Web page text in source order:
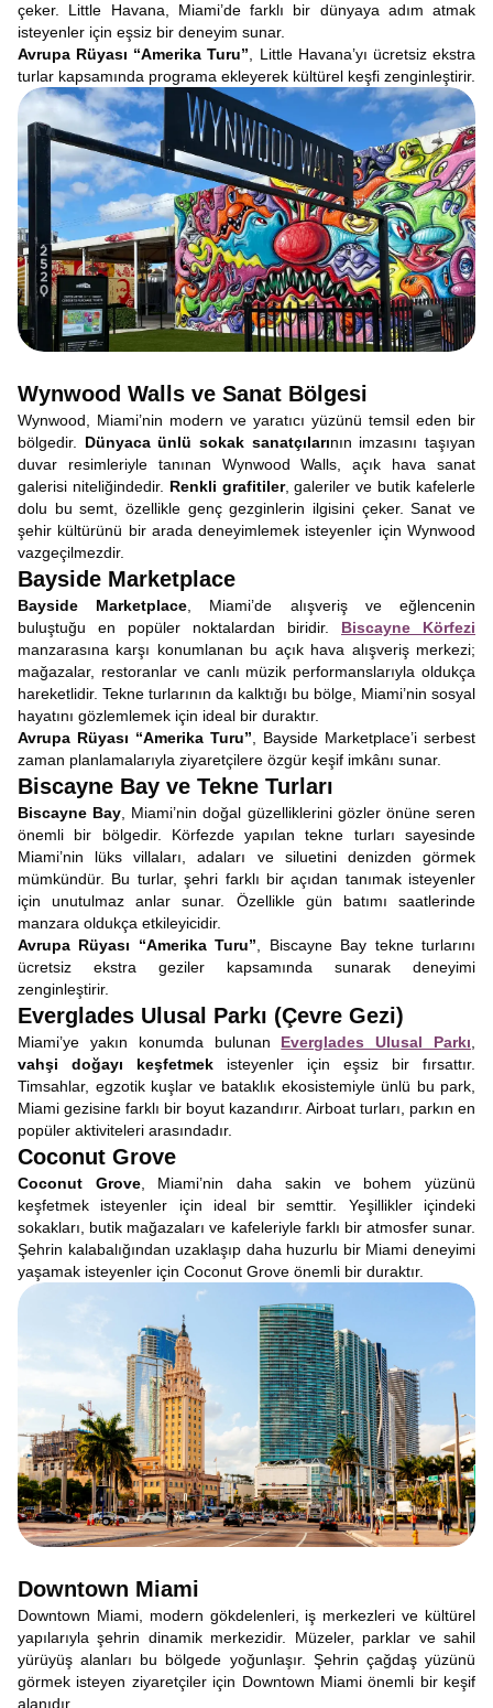
çeker. Little Havana, Miami’de farklı bir dünyaya adım atmak
isteyenler için eşsiz bir deneyim sunar.
Avrupa Rüyası “Amerika Turu” , Little Havana’yı ücretsiz ekstra
turlar kapsamında programa ekleyerek kültürel keşfi zenginleştirir.
Wynwood Walls ve Sanat Bölgesi
Wynwood, Miami’nin modern ve yaratıcı yüzünü temsil eden bir
bölgedir. Dünyaca ünlü sokak sanatçılarının imzasını taşıyan
duvar resimleriyle tanınan Wynwood Walls, açık hava sanat
galerisi niteliğindedir. Renkli grafitiler, galeriler ve butik kafelerle
dolu bu semt, özellikle genç gezginlerin ilgisini çeker. Sanat ve
şehir kültürünü bir arada deneyimlemek isteyenler için Wynwood
vazgeçilmezdir.
Bayside Marketplace
Bayside Marketplace , Miami’de alışveriş ve eğlencenin
buluştuğu en popüler noktalardan biridir. Biscayne Körfezi
manzarasına karşı konumlanan bu açık hava alışveriş merkezi;
mağazalar, restoranlar ve canlı müzik performanslarıyla oldukça
hareketlidir. Tekne turlarının da kalktığı bu bölge, Miami’nin sosyal
hayatını gözlemlemek için ideal bir duraktır.
Avrupa Rüyası “Amerika Turu” , Bayside Marketplace’i serbest
zaman planlamalarıyla ziyaretçilere özgür keşif imkânı sunar.
Biscayne Bay ve Tekne Turları
Biscayne Bay , Miami’nin doğal güzelliklerini gözler önüne seren
önemli bir bölgedir. Körfezde yapılan tekne turları sayesinde
Miami’nin lüks villaları, adaları ve siluetini denizden görmek
mümkündür. Bu turlar, şehri farklı bir açıdan tanımak isteyenler
için unutulmaz anlar sunar. Özellikle gün batımı saatlerinde
manzara oldukça etkileyicidir.
Avrupa Rüyası “Amerika Turu” , Biscayne Bay tekne turlarını
ücretsiz ekstra geziler kapsamında sunarak deneyimi
zenginleştirir.
Everglades Ulusal Parkı (Çevre Gezi)
Miami’ye yakın konumda bulunan Everglades Ulusal Parkı
vahşi doğayı keşfetmek isteyenler için eşsiz bir fırsattır.
Timsahlar, egzotik kuşlar ve bataklık ekosistemiyle ünlü bu park,
Miami gezisine farklı bir boyut kazandırır. Airboat turları, parkın en
popüler aktiviteleri arasındadır.
Coconut Grove
Coconut Grove, Miami’nin daha sakin ve bohem yüzünü
keşfetmek isteyenler için ideal bir semttir. Yeşillikler içindeki
sokakları, butik mağazaları ve kafeleriyle farklı bir atmosfer sunar.
Şehrin kalabalığından uzaklaşıp daha huzurlu bir Miami deneyimi
yaşamak isteyenler için Coconut Grove önemli bir duraktır.
Downtown Miami
Downtown Miami, modern gökdelenleri, iş merkezleri ve kültürel
yapılarıyla şehrin dinamik merkezidir. Müzeler, parklar ve sahil
yürüyüş alanları bu bölgede yoğunlaşır. Şehrin çağdaş yüzünü
görmek isteyen ziyaretçiler için Downtown Miami önemli bir keşif
alanıdır.